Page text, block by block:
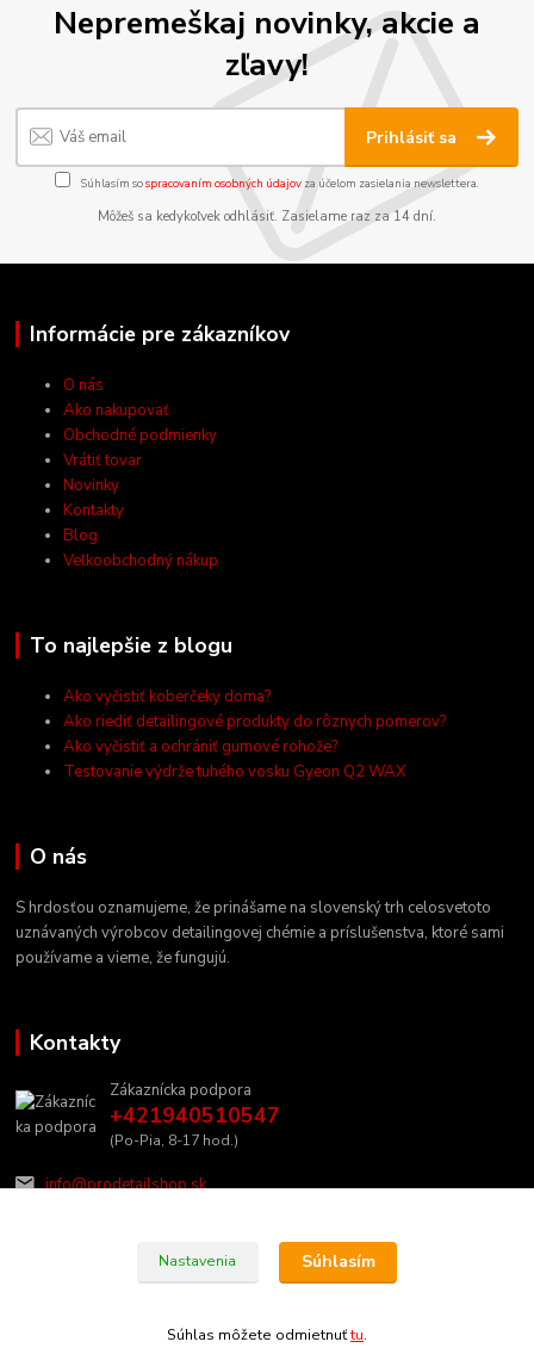
Nepremeškaj novinky, akcie a
zľavy!
Prihlásiť sa
Súhlasím sospracovaním osobných údajov za účelom zasielania newslettera.
Môžeš sa kedykoľvek odhlásiť. Zasielame raz za 14 dní.
Informácie pre zákazníkov
O nás
Ako nakupovať
Obchodné podmienky
Vrátiť tovar
Novinky
Kontakty
Blog
Veľkoobchodný nákup
To najlepšie z blogu
Ako vyčistiť koberčeky doma?
Ako riediť detailingové produkty do rôznych pomerov?
Ako vyčistiť a ochrániť gumové rohože?
Testovanie výdrže tuhého vosku Gyeon Q2 WAX
O nás
S hrdosťou oznamujeme, že prinášame na slovenský trh celosvetoto
uznávaných výrobcov detailingovej chémie a príslušenstva, ktoré sami
používame a vieme, že fungujú.
Kontakty
Zákaznícka podpora
+421940510547
(Po-Pia, 8-17 hod.)
info@prodetailshop.sk
Nastavenia Súhlasím
Súhlas môžete odmietnuťtu.